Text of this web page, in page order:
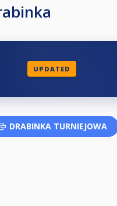
UPDATED
DRABINKA TURNIEJOWA